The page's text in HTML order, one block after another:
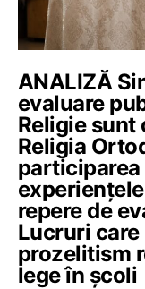
ANALIZĂ
evaluare
Religie
Religia
repere de
Lucruri
prozelitism
lege în școli